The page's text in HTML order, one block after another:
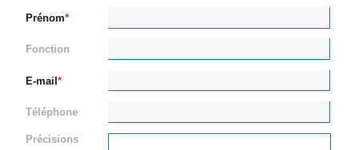
Prénom
Fonction
E-mail
Téléphone
Précisions